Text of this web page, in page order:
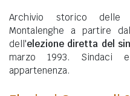
Archivio storico delle
Montalenghe a partire
dell'elezione diretta del
marzo 1993.
appartenenza.